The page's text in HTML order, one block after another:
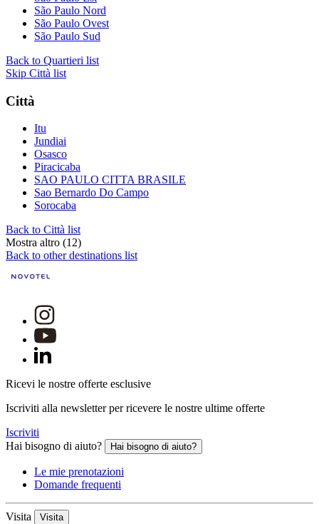
São Paulo Nord
São Paulo Ovest
São Paulo Sud
Back to Quartieri list
Skip Città list
Città
Itu
Jundiai
Osasco
Piracicaba
SAO PAULO CITTA BRASILE
Sao Bernardo Do Campo
Sorocaba
Back to Città list
Mostra altro (12)
Back to other destinations list
Ricevi le nostre offerte esclusive
Iscriviti alla newsletter per ricevere le nostre ultime offerte
Iscriviti
Hai bisogno di aiuto?
Hai bisogno di aiuto?
Le mie prenotazioni
Domande frequenti
Visita Visita